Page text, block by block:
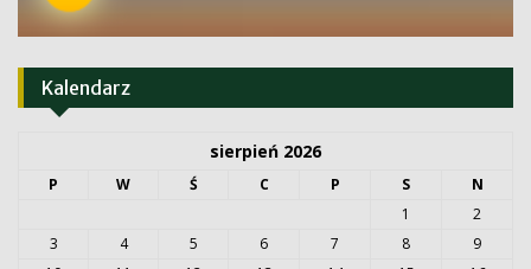
Kalendarz
sierpień 2026
P W Ś C P S
N
1
2
3
4 5 6 7 8
9